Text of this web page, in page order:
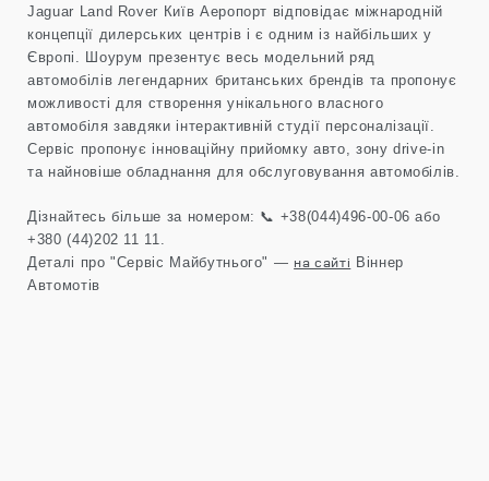
Jaguar Land Rover Київ Аеропорт відповідає міжнародній
концепції дилерських центрів і є одним із найбільших у
Європі. Шоурум презентує весь модельний ряд
автомобілів легендарних британських брендів та пропонує
можливості для створення унікального власного
автомобіля завдяки інтерактивній студії персоналізації.
Cервіс пропонує інноваційну прийомку авто, зону drive-in
та найновіше обладнання для обслуговування автомобілів.
Дізнайтесь більше за номером: 📞 +38(044)496-00-06 або
+380 (44)202 11 11.
Деталі про "Сервіс Майбутнього" — на сайті Віннер
Автомотів